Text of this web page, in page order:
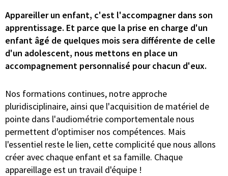
Appareiller un enfant, c'est l'accompagner dans son
apprentissage. Et parce que la prise en charge d'un
enfant âgé de quelques mois sera différente de celle
d'un adolescent, nous mettons en place un
accompagnement personnalisé pour chacun d'eux.
Nos formations continues, notre approche
pluridisciplinaire, ainsi que l'acquisition de matériel de
pointe dans l'audiométrie comportementale nous
permettent d'optimiser nos compétences. Mais
l'essentiel reste le lien, cette complicité que nous allons
créer avec chaque enfant et sa famille. Chaque
appareillage est un travail d'équipe !